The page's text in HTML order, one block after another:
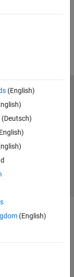
(English)
(Deutsch)
(English)
de las aplicaciones
un país/